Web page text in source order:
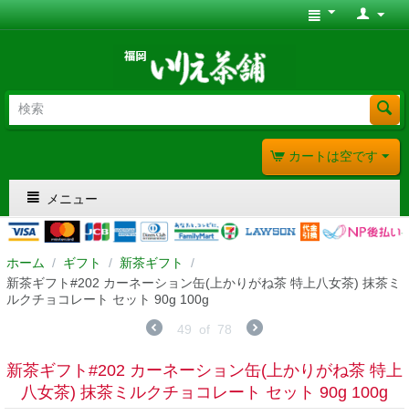
カートは空です
メニュー
ホーム / ギフト / 新茶ギフト
/
新茶ギフト#202 カーネーション缶(上かりがね茶 特上八女茶) 抹茶ミ
ルクチョコレート セット 90g 100g
49 of 78
新茶ギフト#202 カーネーション缶(上かりがね茶 特上
八女茶) 抹茶ミルクチョコレート セット 90g 100g